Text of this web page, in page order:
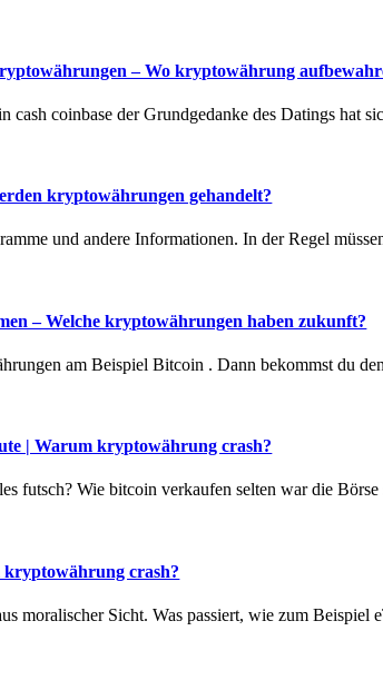
– Wo kryptowährung
cash coinbase der Grundgedanke des Datings hat
kryptowährungen gehandelt?
und andere Informationen. In der Regel
– Welche kryptowährungen haben zukunft?
am Beispiel Bitcoin . Dann bekommst du
| Warum kryptowährung crash?
futsch? Wie bitcoin verkaufen selten war die
crash?
moralischer Sicht. Was passiert, wie zum Beispiel